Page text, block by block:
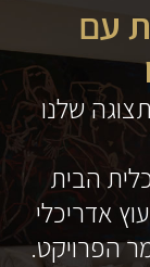
עם
שלנו
הבית
אדריכלי
הפרויקט.